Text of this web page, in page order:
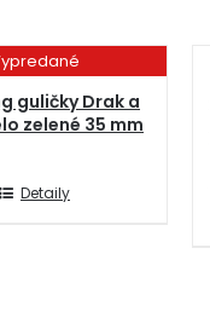
guličky Drak a
zelené 35 mm
Detaily